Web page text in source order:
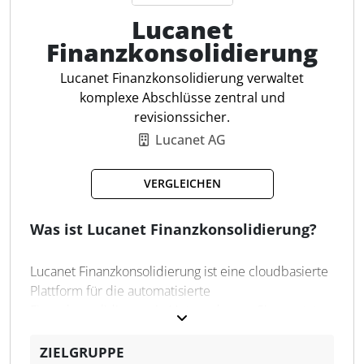
Gesamtüberblick über die Unternehmenssituation
und eine Entlastung des Arbeitsalltags.
Schuldenkonsolidierung
Währungsumrechnung
Goodwill-Verrechnung
Automatisierte Workflows
Intercompany-Abstimmung
Segment-Berichterstattung
Anpassungsbuchungen
Prüfpfade & Dokumentation
Lucanet
Finanzkonsolidierung
Lucanet Finanzkonsolidierung verwaltet
komplexe Abschlüsse zentral und
revisionssicher.
Lucanet AG
VERGLEICHEN
Was ist Lucanet Finanzkonsolidierung?
Lucanet Finanzkonsolidierung ist eine cloudbasierte
Plattform für die automatisierte
vollständig digitalisierte Lösung, die sowohl die
ZIELGRUPPE